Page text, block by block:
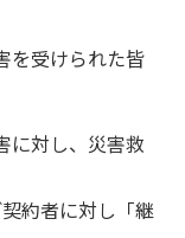
を受けられた皆
に対し、災害救
約者に対し「継